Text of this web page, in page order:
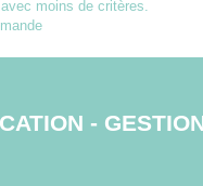
moins de critères.
-